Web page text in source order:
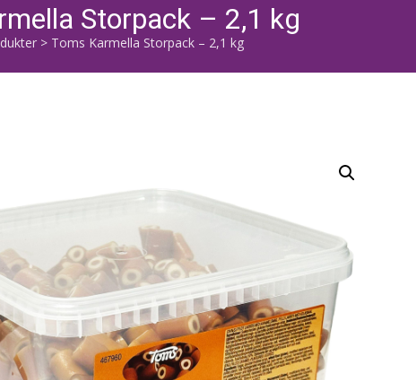
Storpack – 2,1 kg
> Toms Karmella Storpack – 2,1 kg